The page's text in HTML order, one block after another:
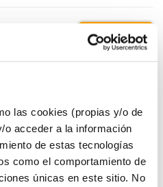
las cookies (propias y/o de
acceder a la información
de estas tecnologías
como el comportamiento de
únicas en este sitio. No
5,75 €
Envío a domicilio:
5 días hábiles